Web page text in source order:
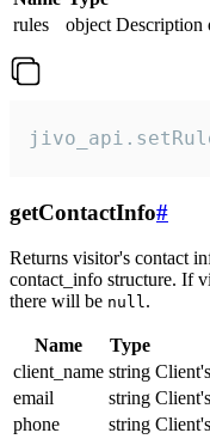
rules
object Description
getContactInfo#
Returns visitor's contact
contact_info structure. If
there will be null.
Name Type
client_name string
email
string
phone
string